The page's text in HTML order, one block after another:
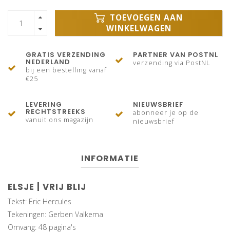
TOEVOEGEN AAN
WINKELWAGEN
GRATIS VERZENDING
NEDERLAND
bij een bestelling vanaf
€25
PARTNER VAN POSTNL
verzending via PostNL
LEVERING
RECHTSTREEKS
vanuit ons magazijn
NIEUWSBRIEF
abonneer je op de
nieuwsbrief
INFORMATIE
ELSJE | VRIJ BLIJ
Tekst: Eric Hercules
Tekeningen: Gerben Valkema
Omvang: 48 pagina's